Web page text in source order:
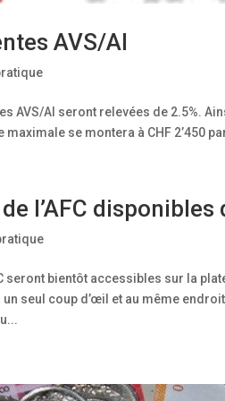
AVS/AI
AVS/AI seront relevées de 2.5%.
maximale se montera à CHF 2’450
l’AFC
seront bientôt accessibles sur la
un seul coup d’œil et au même